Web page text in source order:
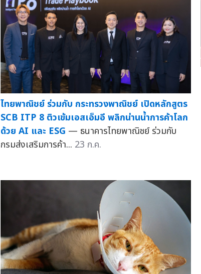
ไทยพาณิชย์ ร่วมกับ กระทรวงพาณิชย์ เปิดหลักสูตร
SCB ITP 8 ติวเข้มเอสเอ็มอี พลิกน่านน้ำการค้าโลก
ด้วย AI และ ESG — ธนาคารไทยพาณิชย์ ร่วมกับ
กรมส่งเสริมการค้า... 23 ก.ค.